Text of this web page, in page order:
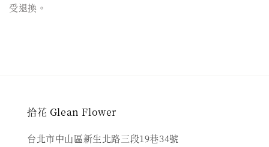
受退換。
拾花 Glean Flower
台北市中山區新生北路三段19巷34號